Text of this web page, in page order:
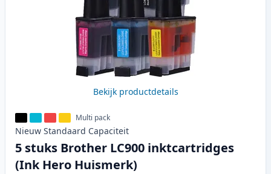
Bekijk productdetails
Multi pack
Nieuw Standaard Capaciteit
5 stuks Brother LC900 inktcartridges
(Ink Hero Huismerk)